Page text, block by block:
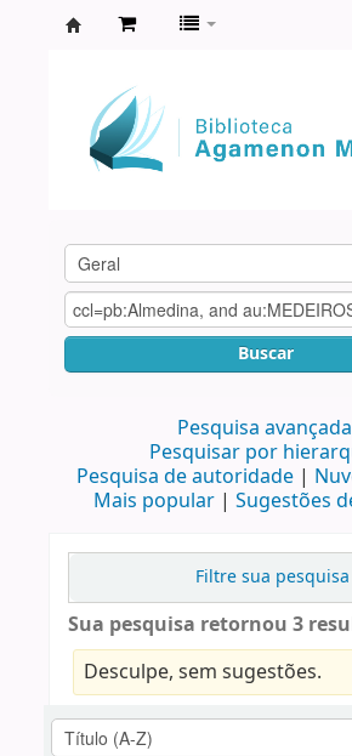
Agamenon
Magalhães
Buscar
Pesquisa avançada
Pesquisar por
Pesquisa de autoridade
Mais popular
Sugestões
Filtre sua pesquisa
Sua pesquisa retornou 3
Desculpe, sem sugestões.